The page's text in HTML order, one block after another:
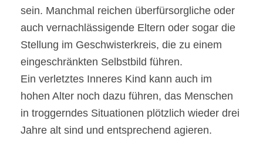
sein. Manchmal reichen überfürsorgliche oder
auch vernachlässigende Eltern oder sogar die
Stellung im Geschwisterkreis, die zu einem
eingeschränkten Selbstbild führen.
Ein verletztes Inneres Kind kann auch im
hohen Alter noch dazu führen, das Menschen
in troggerndes Situationen plötzlich wieder drei
Jahre alt sind und entsprechend agieren.